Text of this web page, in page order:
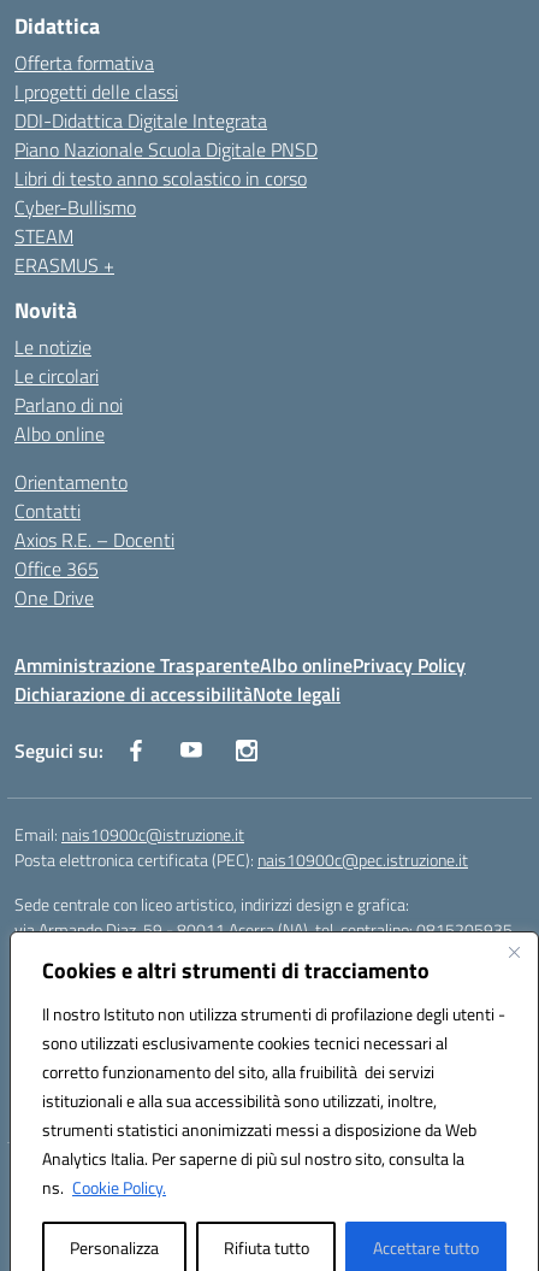
Cookies e altri strumenti di tracciamento
Il nostro Istituto non utilizza strumenti di profilazione degli utenti -
sono utilizzati esclusivamente cookies tecnici necessari al
corretto funzionamento del sito, alla fruibilità dei servizi
istituzionali e alla sua accessibilità sono utilizzati, inoltre,
strumenti statistici anonimizzati messi a disposizione da Web
Analytics Italia. Per saperne di più sul nostro sito, consulta la
ns. Cookie Policy.
Personalizza Rifiuta tutto Accettare tutto
Didattica
Offerta formativa
I progetti delle classi
DDI-Didattica Digitale Integrata
Piano Nazionale Scuola Digitale PNSD
Libri di testo anno scolastico in corso
Cyber-Bullismo
STEAM
ERASMUS +
Novità
Le notizie
Le circolari
Parlano di noi
Albo online
Orientamento
Contatti
Axios R.E. – Docenti
Office 365
One Drive
Amministrazione TrasparenteAlbo onlinePrivacy Policy
Dichiarazione di accessibilitàNote legali
Seguici su:
Email: nais10900c@istruzione.it
Posta elettronica certificata (PEC): nais10900c@pec.istruzione.it
Sede centrale con liceo artistico, indirizzi design e grafica:
via Armando Diaz, 59 - 80011 Acerra (NA), tel. centralino: 0815205935
via T. Campanella, 80011 Acerra (NA), tel/fax: 0818850905
Sede succursale con liceo musicale:
via S. Pellico, 80011 Acerra (NA), tel: 08119660921
Email: nais10900c@istruzione.it | PEC: nais10900c@pec.istruzione.it |
Nome Ufficio PA: Uff_eFatturaPA | Codice Univoco ufficio: UFOYYV |
C.Fisc: 93056740637
Hosting & Powered by 3D Solution S.r.l.
Concept & Design by Designers Italia